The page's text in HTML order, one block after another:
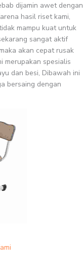
dijamin awet dengan
hasil riset kami,
mampu kuat untuk
sangat aktif
akan cepat rusak
merupakan spesialis
dan besi, Dibawah ini
bersaing dengan